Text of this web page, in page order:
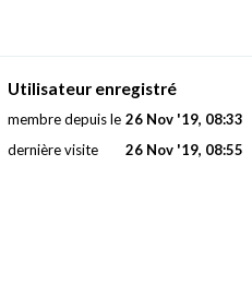
Utilisateur enregistré
membre depuis le 26 Nov '19, 08:33
dernière visite
26 Nov '19, 08:55